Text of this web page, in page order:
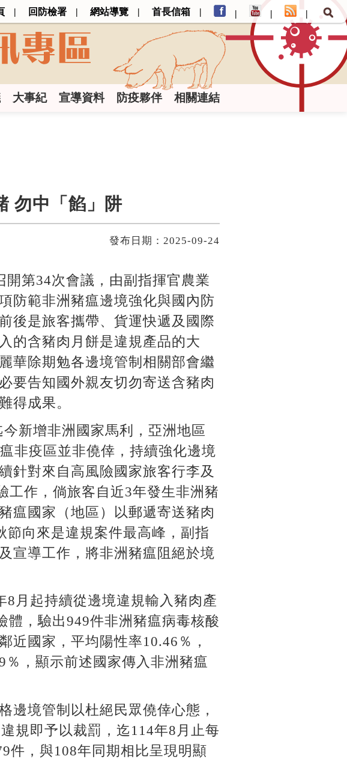
回防檢署 網站導覽 首長信箱
大事紀 宣導資料 防疫夥伴 相關連結
勿中「餡」阱
發布日期：2025-09-24
第34次會議，由副指揮官農業
防範非洲豬瘟邊境強化與國內防
後是旅客攜帶、貨運快遞及國際
的含豬肉月餅是違規產品的大
華除期勉各邊境管制相關部會繼
要告知國外親友切勿寄送含豬肉
得成果。
新增非洲國家馬利，亞洲地區
非疫區並非僥倖，持續強化邊境
針對來自高風險國家旅客行李及
工作，倘旅客自近3年發生非洲豬
瘟國家（地區）以郵遞寄送豬肉
節向來是違規案件最高峰，副指
宣導工作，將非洲豬瘟阻絕於境
8月起持續從邊境違規輸入豬肉產
體，驗出949件非洲豬瘟病毒核酸
近國家，平均陽性率10.46％，
，顯示前述國家傳入非洲豬瘟
邊境管制以杜絕民眾僥倖心態，
規即予以裁罰，迄114年8月止每
件，與108年同期相比呈現明顯